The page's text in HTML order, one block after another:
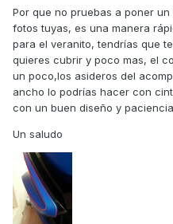
Por que no pruebas a poner
fotos tuyas, es una manera
para el veranito, tendrías que
quieres cubrir y poco mas, el
un poco,los asideros del
ancho lo podrías hacer con
con un buen diseño y
Un saludo